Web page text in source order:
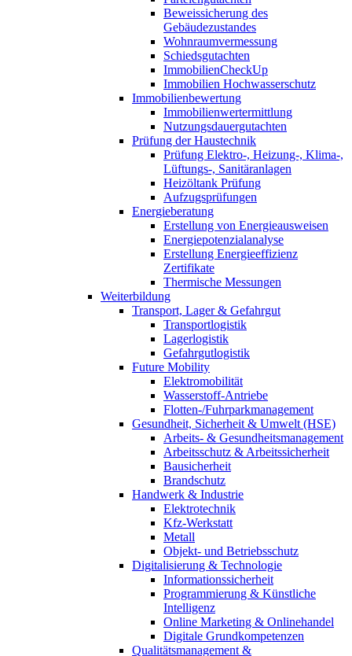
Beweissicherung des
Gebäudezustandes
Wohnraumvermessung
Schiedsgutachten
ImmobilienCheckUp
Immobilien Hochwasserschutz
Immobilienbewertung
Immobilienwertermittlung
Nutzungsdauergutachten
Prüfung der Haustechnik
Prüfung Elektro-, Heizung-, Klima-,
Lüftungs-, Sanitäranlagen
Heizöltank Prüfung
Aufzugsprüfungen
Energieberatung
Erstellung von Energieausweisen
Energiepotenzialanalyse
Erstellung Energieeffizienz
Zertifikate
Thermische Messungen
Weiterbildung
Transport, Lager & Gefahrgut
Transportlogistik
Lagerlogistik
Gefahrgutlogistik
Future Mobility
Elektromobilität
Wasserstoff-Antriebe
Flotten-/Fuhrparkmanagement
Gesundheit, Sicherheit & Umwelt (HSE)
Arbeits- & Gesundheitsmanagement
Arbeitsschutz & Arbeitssicherheit
Bausicherheit
Brandschutz
Handwerk & Industrie
Elektrotechnik
Kfz-Werkstatt
Metall
Objekt- und Betriebsschutz
Digitalisierung & Technologie
Informationssicherheit
Programmierung & Künstliche
Intelligenz
Online Marketing & Onlinehandel
Digitale Grundkompetenzen
Qualitätsmanagement &